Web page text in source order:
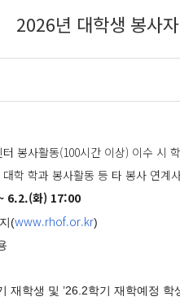
2026년 대학생 봉사
봉사활동(100시간 이상) 이수 시
학 학과 봉사활동 등 타 봉사 연계
6.2.(화) 17:00
(www.rhof.or.kr)
학생 및 ’26.2학기 재학예정 학